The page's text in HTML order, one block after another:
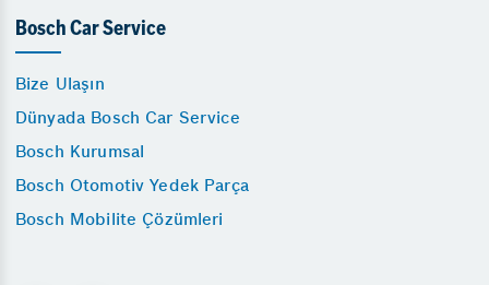
Bosch Car Service
Bize Ulaşın
Dünyada Bosch Car Service
Bosch Kurumsal
Bosch Otomotiv Yedek Parça
Bosch Mobilite Çözümleri